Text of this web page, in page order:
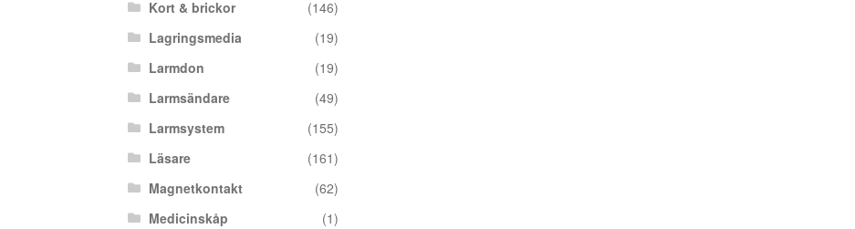
Kort & brickor
(146)
Lagringsmedia
(19)
Larmdon
(19)
Larmsändare
(49)
Larmsystem
(155)
Läsare
(161)
Magnetkontakt
(62)
Medicinskåp
(1)